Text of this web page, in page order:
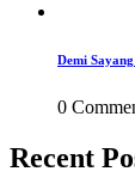
Demi
0
Recent